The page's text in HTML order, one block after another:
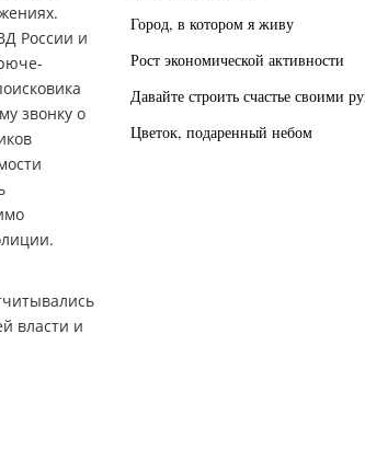
России и
звонку о
власти и
Город, в котором я живу
Рост экономической активности
Давайте строить счастье своими
Цветок, подаренный небом